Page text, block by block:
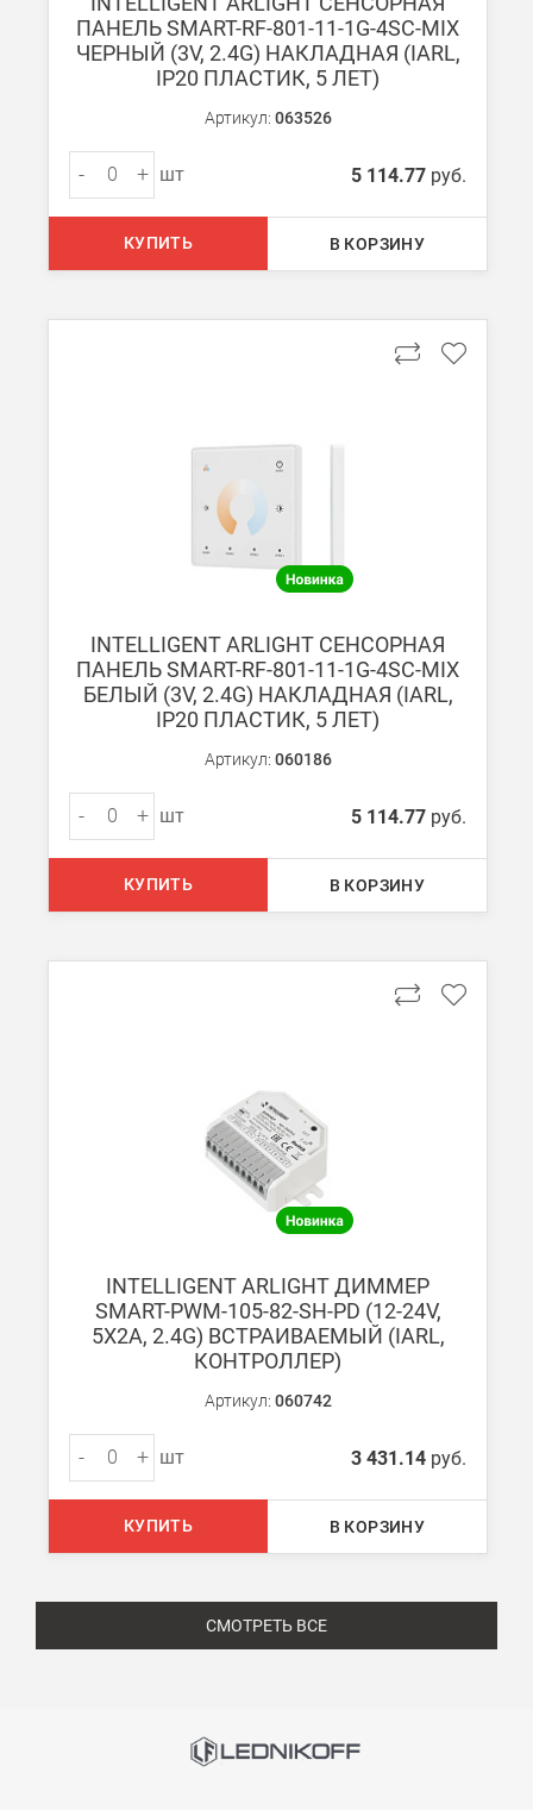
Мы можем доставить ваши заказы сервисом компании
Транспортные компании
Мы можем отправить ваш заказ транспортной компанией в
Доставка до ТК от 7000 руб. БЕСПЛАТНО.
Подробнее обоплате и доставке
ПАНЕЛЬ SMART-RF-801-11-1G-4SC-MIX
ЧЕРНЫЙ (3V, 2.4G) НАКЛАДНАЯ (IARL,
IP20 ПЛАСТИК, 5 ЛЕТ)
Артикул: 063526
- + шт 5 114.77 руб.
КУПИТЬ В КОРЗИНУ
INTELLIGENT ARLIGHT СЕНСОРНАЯ
ПАНЕЛЬ SMART-RF-801-11-1G-4SC-MIX
БЕЛЫЙ (3V, 2.4G) НАКЛАДНАЯ (IARL,
IP20 ПЛАСТИК, 5 ЛЕТ)
Артикул: 060186
- + шт 5 114.77 руб.
КУПИТЬ В КОРЗИНУ
INTELLIGENT ARLIGHT ДИММЕР
SMART-PWM-105-82-SH-PD (12-24V,
5X2A, 2.4G) ВСТРАИВАЕМЫЙ (IARL,
КОНТРОЛЛЕР)
Артикул: 060742
- + шт 3 431.14 руб.
КУПИТЬ В КОРЗИНУ
СМОТРЕТЬ ВСЕ